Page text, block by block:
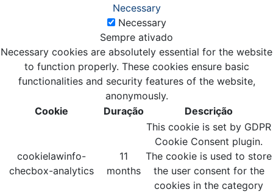
Necessary
Necessary
Sempre ativado
Necessary cookies are absolutely essential for the website
to function properly. These cookies ensure basic
functionalities and security features of the website,
anonymously.
Cookie
Duração Descrição
cookielawinfo-
checbox-analytics
11
months
This cookie is set by GDPR
Cookie Consent plugin.
The cookie is used to store
the user consent for the
cookies in the category